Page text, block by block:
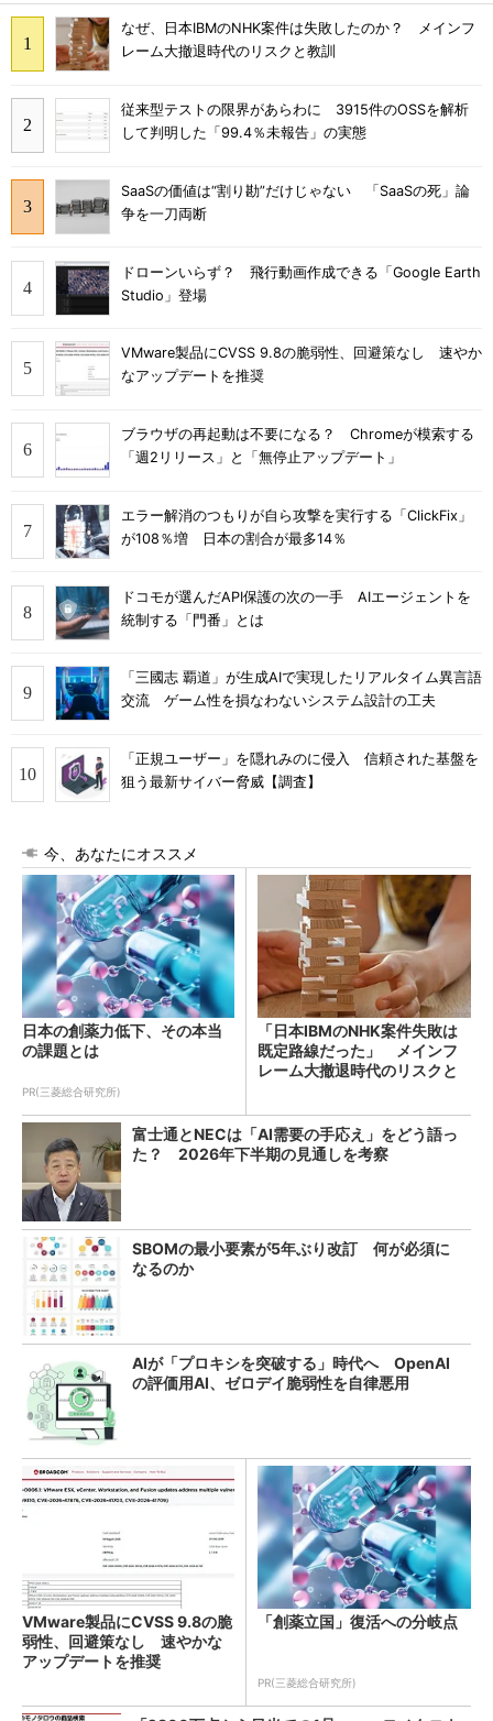
なぜ、日本IBMのNHK案件は失敗したのか？ メインフ
レーム大撤退時代のリスクと教訓
従来型テストの限界があらわに 3915件のOSSを解析
して判明した「99.4％未報告」の実態
SaaSの価値は“割り勘”だけじゃない 「SaaSの死」論
争を一刀両断
ドローンいらず？ 飛行動画作成できる「Google Earth
Studio」登場
VMware製品にCVSS 9.8の脆弱性、回避策なし 速やか
なアップデートを推奨
ブラウザの再起動は不要になる？ Chromeが模索する
「週2リリース」と「無停止アップデート」
エラー解消のつもりが自ら攻撃を実行する「ClickFix」
が108％増 日本の割合が最多14％
ドコモが選んだAPI保護の次の一手 AIエージェントを
統制する「門番」とは
「三國志 覇道」が生成AIで実現したリアルタイム異言語
交流 ゲーム性を損なわないシステム設計の工夫
「正規ユーザー」を隠れみのに侵入 信頼された基盤を
狙う最新サイバー脅威【調査】
今、あなたにオススメ
日本の創薬力低下、その本当
の課題とは
PR(三菱総合研究所)
「日本IBMのNHK案件失敗は
既定路線だった」 メインフ
レーム大撤退時代のリスクと
富士通とNECは「AI需要の手応え」をどう語っ
た？ 2026年下半期の見通しを考察
SBOMの最小要素が5年ぶり改訂 何が必須に
なるのか
AIが「プロキシを突破する」時代へ OpenAI
の評価用AI、ゼロデイ脆弱性を自律悪用
VMware製品にCVSS 9.8の脆
弱性、回避策なし 速やかな
アップデートを推奨
「創薬立国」復活への分岐点
PR(三菱総合研究所)